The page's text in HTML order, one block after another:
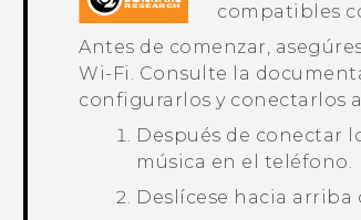
compatibles
Antes de comenzar,
Wi‍-Fi . Consulte la
configurarlos y conectarlos
Después de conectar
música en el teléfono.
Deslícese hacia